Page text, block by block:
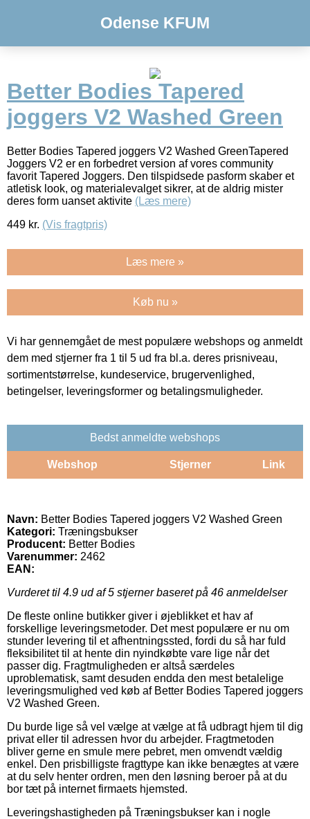
Odense KFUM
Better Bodies Tapered
joggers V2 Washed Green
Better Bodies Tapered joggers V2 Washed GreenTapered
Joggers V2 er en forbedret version af vores community
favorit Tapered Joggers. Den tilspidsede pasform skaber et
atletisk look, og materialevalget sikrer, at de aldrig mister
deres form uanset aktivite (Læs mere)
449 kr. (Vis fragtpris)
Læs mere »
Køb nu »
Vi har gennemgået de mest populære webshops og anmeldt
dem med stjerner fra 1 til 5 ud fra bl.a. deres prisniveau,
sortimentstørrelse, kundeservice, brugervenlighed,
betingelser, leveringsformer og betalingsmuligheder.
Bedst anmeldte webshops
Webshop Stjerner Link
Navn: Better Bodies Tapered joggers V2 Washed Green
Kategori: Træningsbukser
Producent: Better Bodies
Varenummer: 2462
EAN:
Vurderet til 4.9 ud af 5 stjerner baseret på 46 anmeldelser
De fleste online butikker giver i øjeblikket et hav af
forskellige leveringsmetoder. Det mest populære er nu om
stunder levering til et afhentningssted, fordi du så har fuld
fleksibilitet til at hente din nyindkøbte vare lige når det
passer dig. Fragtmuligheden er altså særdeles
uproblematisk, samt desuden endda den mest betalelige
leveringsmulighed ved køb af Better Bodies Tapered joggers
V2 Washed Green.
Du burde lige så vel vælge at vælge at få udbragt hjem til dig
privat eller til adressen hvor du arbejder. Fragtmetoden
bliver gerne en smule mere pebret, men omvendt vældig
enkel. Den prisbilligste fragttype kan ikke benægtes at være
at du selv henter ordren, men den løsning beroer på at du
bor tæt på internet firmaets hjemsted.
Leveringshastigheden på Træningsbukser kan i nogle